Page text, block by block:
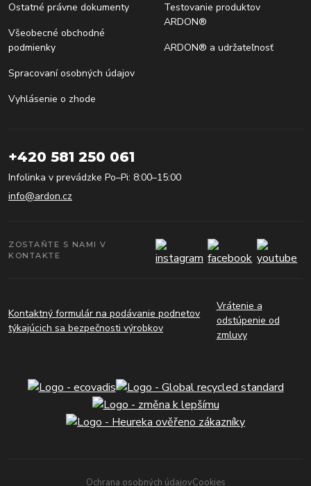
Ostatné právne dokumenty
Všeobecné obchodné
podmienky
Spracovaní osobných údajov
Vyhlásenie o zhode
Testovanie produktov
ARDON®
ARDON® a udržateľnosť
+420 581 250 061
Infolinka v prevádzke Po–Pi: 8:00–15:00
info@ardon.cz
ZOSTAŇTE S NAMI V
KONTAKTE
Kontaktný formulár na podávanie podnetov
týkajúcich sa bezpečnosti výrobkov
Vrátenie a
odstúpenie od
zmluvy
Ochrana osobných údajovCookies